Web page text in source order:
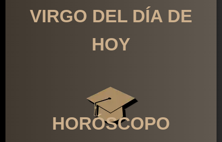
VIRGO DEL DÍA DE
HOY
HORÓSCOPO